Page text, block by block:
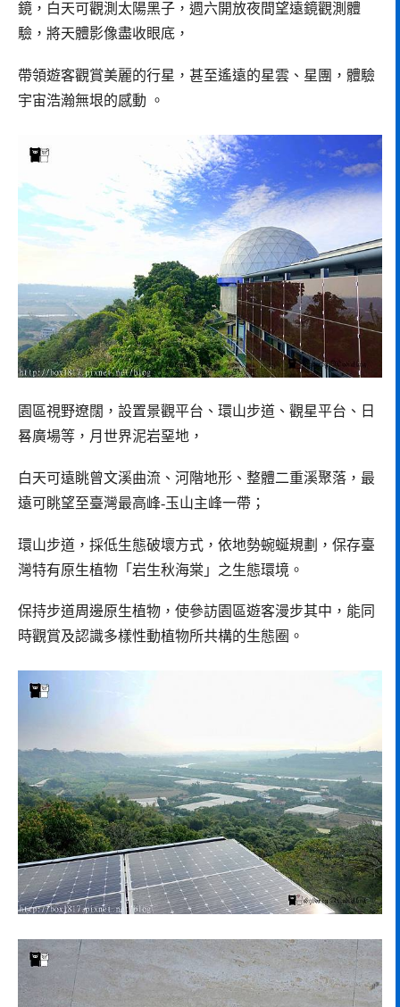
鏡，白天可觀測太陽黑子，週六開放夜間望遠鏡觀測體
驗，將天體影像盡收眼底，
帶領遊客觀賞美麗的行星，甚至遙遠的星雲、星團，體驗
宇宙浩瀚無垠的感動 。
園區視野遼闊，設置景觀平台、環山步道、觀星平台、日
晷廣場等，月世界泥岩堊地，
白天可遠眺曾文溪曲流、河階地形、整體二重溪聚落，最
遠可眺望至臺灣最高峰-玉山主峰一帶；
環山步道，採低生態破壞方式，依地勢蜿蜒規劃，保存臺
灣特有原生植物「岩生秋海棠」之生態環境。
保持步道周邊原生植物，使參訪園區遊客漫步其中，能同
時觀賞及認識多樣性動植物所共構的生態圈。